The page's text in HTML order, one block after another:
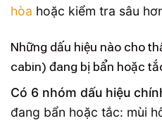
hòa hoặc kiểm tra sâu
Những dấu hiệu nào cho
cabin) đang bị bẩn hoặc
Có 6 nhóm dấu hiệu
đang bẩn hoặc tắc: mùi